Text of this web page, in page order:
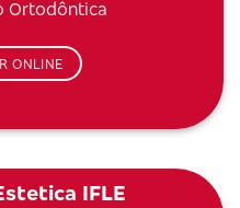
Ortodôntica
ONLINE
IFLE